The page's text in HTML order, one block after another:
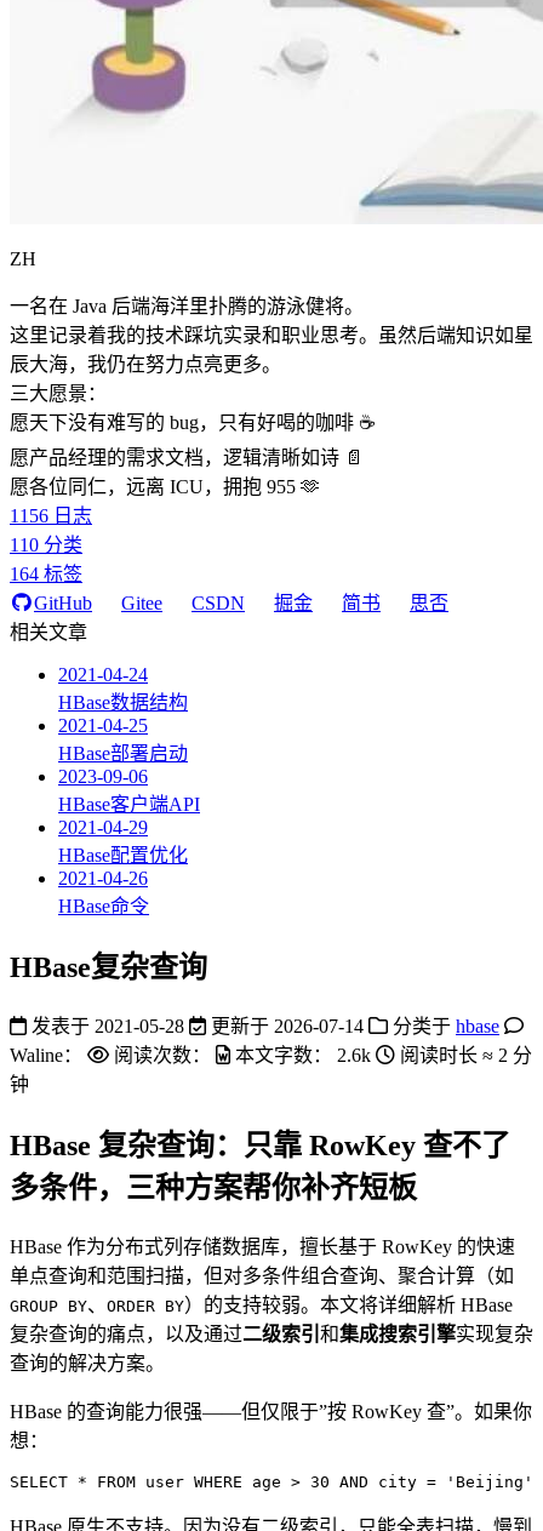
ZH
一名在 Java 后端海洋里扑腾的游泳健将。
这里记录着我的技术踩坑实录和职业思考。虽然后端知识如星
辰大海，我仍在努力点亮更多。
三大愿景：
愿天下没有难写的 bug，只有好喝的咖啡 ☕️
愿产品经理的需求文档，逻辑清晰如诗 📄
愿各位同仁，远离 ICU，拥抱 955 🫶
1156 日志
110 分类
164 标签
GitHub
Gitee CSDN 掘金 简书
思否
相关文章
2021-04-24
HBase数据结构
2021-04-25
HBase部署启动
2023-09-06
HBase客户端API
2021-04-29
HBase配置优化
2021-04-26
HBase命令
HBase复杂查询
发表于 2021-05-28 更新于 2026-07-14 分类于 hbase
Waline：
阅读次数： 本文字数： 2.6k 阅读时长 ≈ 2 分
钟
HBase 复杂查询：只靠 RowKey 查不了
多条件，三种方案帮你补齐短板
HBase 作为分布式列存储数据库，擅长基于 RowKey 的快速
单点查询和范围扫描，但对多条件组合查询、聚合计算（如
GROUP BY、 ORDER BY）的支持较弱。本文将详细解析 HBase
复杂查询的痛点，以及通过二级索引 和集成搜索引擎实现复杂
查询的解决方案。
HBase 的查询能力很强——但仅限于”按 RowKey 查”。如果你
想：
SELECT * FROM user WHERE age > 30 AND city = 'Beijing'
HBase 原生不支持。因为没有二级索引，只能全表扫描，慢到